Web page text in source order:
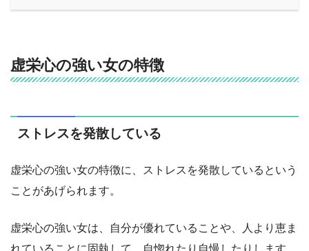
虚栄心の強い女の特徴
ストレスを発散している
虚栄心の強い女の特徴に、ストレスを発散しているという
ことがあげられます。
虚栄心の強い女は、自分が優れていることや、人より恵ま
れていることに固執して、自惚れたり自慢したりします。